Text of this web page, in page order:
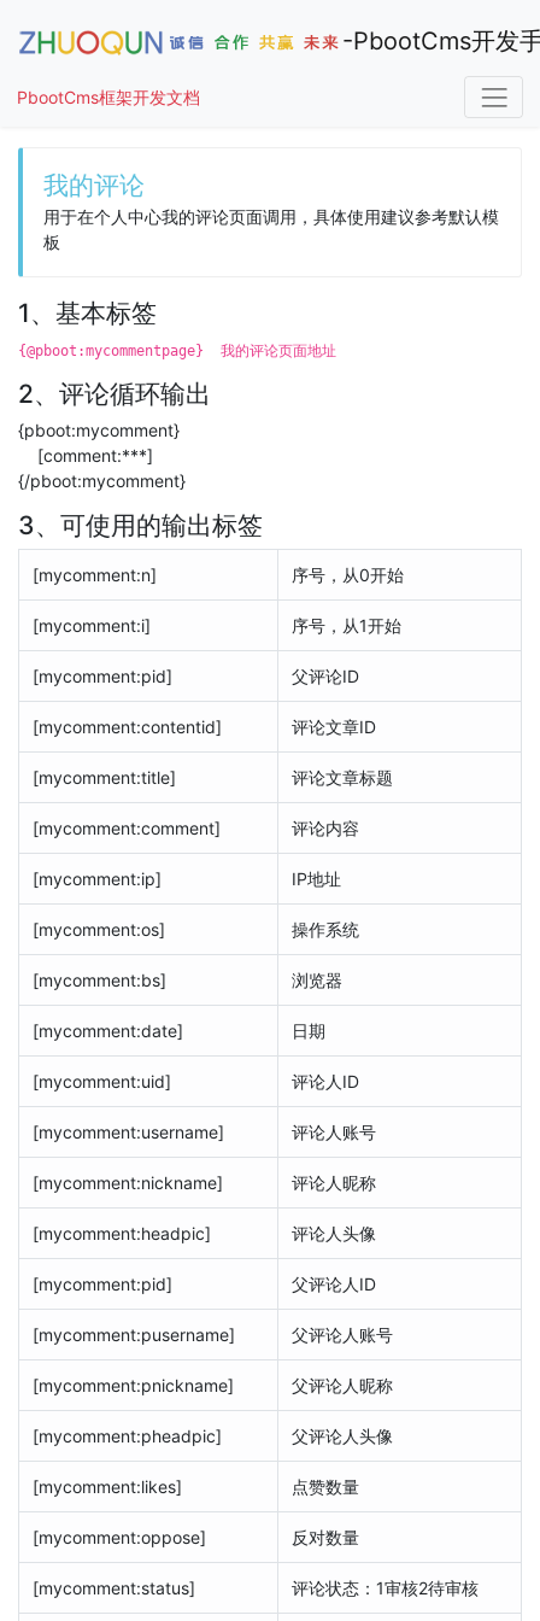
-PbootCms开发
PbootCms框架开发文档
手册导航
我的评论
用于在个人中心我的评论页面调用，具体使用建议参考默认模
板
1、基本标签
{@pboot:mycommentpage} 我的评论页面地址
2、评论循环输出
{pboot:mycomment}
[comment:***]
{/pboot:mycomment}
3、可使用的输出标签
[mycomment:n] 序号，从0开始
[mycomment:i] 序号，从1开始
[mycomment:pid] 父评论ID
[mycomment:contentid] 评论文章ID
[mycomment:title] 评论文章标题
[mycomment:comment] 评论内容
[mycomment:ip] IP地址
[mycomment:os] 操作系统
[mycomment:bs] 浏览器
[mycomment:date] 日期
[mycomment:uid] 评论人ID
[mycomment:username] 评论人账号
[mycomment:nickname] 评论人昵称
[mycomment:headpic] 评论人头像
[mycomment:pid] 父评论人ID
[mycomment:pusername] 父评论人账号
[mycomment:pnickname] 父评论人昵称
[mycomment:pheadpic] 父评论人头像
[mycomment:likes] 点赞数量
[mycomment:oppose] 反对数量
[mycomment:status] 评论状态：1审核2待审核